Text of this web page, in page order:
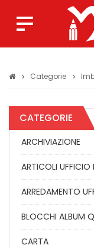
Categorie
CATEGORIE
ARCHIVIAZIONE
ARTICOLI UFFICIO
ARREDAMENTO
BLOCCHI ALBUM
CARTA